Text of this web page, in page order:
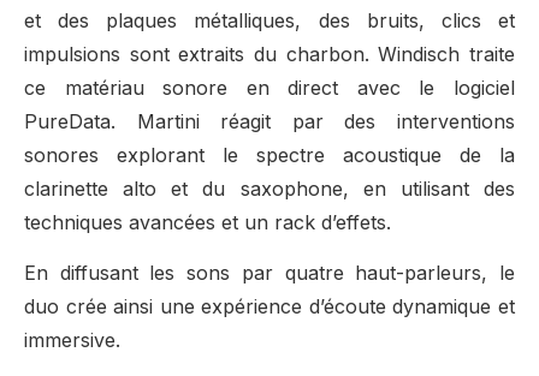
et des plaques métalliques, des bruits, clics et
impulsions sont extraits du charbon. Windisch traite
ce matériau sonore en direct avec le logiciel
PureData. Martini réagit par des interventions
sonores explorant le spectre acoustique de la
clarinette alto et du saxophone, en utilisant des
techniques avancées et un rack d’effets.
En diffusant les sons par quatre haut-parleurs, le
duo crée ainsi une expérience d’écoute dynamique et
immersive.